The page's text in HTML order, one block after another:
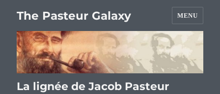
The Pasteur Galaxy MENU
La lignée de Jacob Pasteur